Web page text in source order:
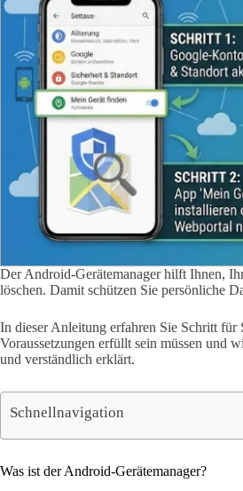
Der Android-Gerätemanager hilft Ihnen,
löschen. Damit schützen Sie persönliche
In dieser Anleitung erfahren Sie Schritt
Voraussetzungen erfüllt sein müssen und
und verständlich erklärt.
Schnellnavigation
Was ist der Android-Gerätemanager?